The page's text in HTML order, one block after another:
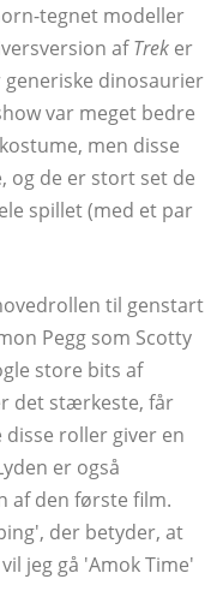
tegnet modeller
afTrek er
dinosaurier
var meget bedre
men disse
og de er stort set de
spillet (med et par
til genstart
Pegg som Scotty
store bits af
det stærkeste, får
roller giver en
er også
af ​​den første film.
der betyder, at
jeg gå 'Amok Time'